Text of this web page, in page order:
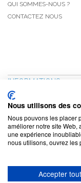
QUI SOMMES-NOUS ?
CONTACTEZ NOUS
INFORMATIONS
NOUVEAUTÉS
PROMOTIONS
CGV
CONFIDENTIALITÉ
MENTIONS LÉGALES
Nous utilisons des
Nous pouvons les placer
améliorer notre site Web,
une expérience
nous utilisons, ouvrez les
Accepter tout